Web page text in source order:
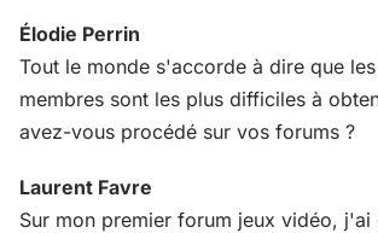
Élodie Perrin
Tout le monde s'accorde à dire que
membres sont les plus difficiles à
avez-vous procédé sur vos forums ?
Laurent Favre
Sur mon premier forum jeux vidéo,